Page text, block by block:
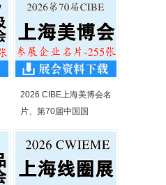
2026 CIBE上海美博会名
片、第70届中国国